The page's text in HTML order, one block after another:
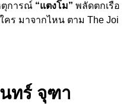
ตุการณ์ “แตงโม” พลัดตกเรือ
ร มาจากไหน ตาม The Joi
ทร์ จุฑา